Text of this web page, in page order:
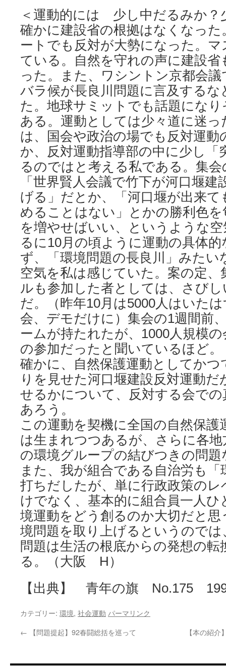
＜運動的には 少し中だるみか？
確かに建設省の根拠はなくなっ
ートでも反対が大勢になった。
ている。自然を守れの声に建設
った。また、ワシントン京都会
バラ候が長良川問題に言及するな
た。地球サミットでも話題にな
ある。運動としては少々道に迷
は、国会や政治の場でも反対運
か、反対運動指導部の中に少し「
るのではと考える私である。集
「世界賢人会議で竹下が河口堰
げる」だとか、「河口堰が出来て
めることはない」とかの勝利色
を増やせばいい、というような
るに10月の頃ように運動の具体
ず、「環境問題の長良川」みた
空気を私は感じていた。案の定
ルも参加した者としては、さび
だ。（昨年10月は5000人はいた
会、デモだけに）集会の1週間前
ームが持たれたが、1000人規模
の参加だったと聞いているほど。
確かに、自然保護運動としてか
りを見せた河口堰建設反対運動だ
せるかについて、反対する会で
あろう。
この運動を契機に全国の自然保
は生まれつつあるが、さらに各
の環境グループの結びつきの問
また、我が組合である自治労も「
打ちだしたが、単に行政政策の
けでなく、基本的に組合員一人
境運動をどう創るのか大切だと
境問題を取り上げるというので
問題は生活の根底からの発想の
る。（大阪 H）
【出典】 青年の旗 No.175
カテゴリー: 環境, 社会運動 パーマリンク
← 【問題提起】92春闘総括を巡って 【本の紹